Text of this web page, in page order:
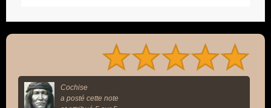
Cochise
a posté cette note